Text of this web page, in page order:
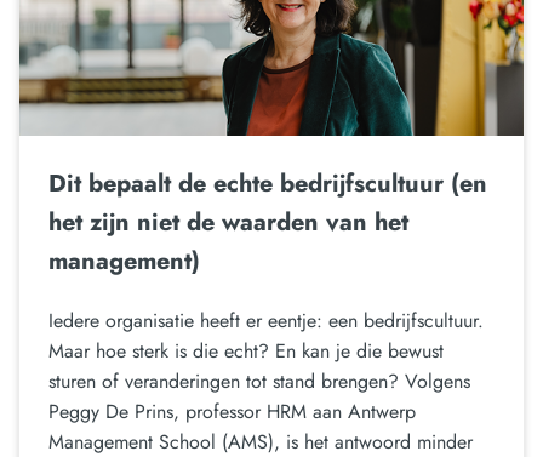
Dit bepaalt de echte bedrijfscultuur (en
het zijn niet de waarden van het
management)
Iedere organisatie heeft er eentje: een bedrijfscultuur.
Maar hoe sterk is die echt? En kan je die bewust
sturen of veranderingen tot stand brengen? Volgens
Peggy De Prins, professor HRM aan Antwerp
Management School (AMS), is het antwoord minder